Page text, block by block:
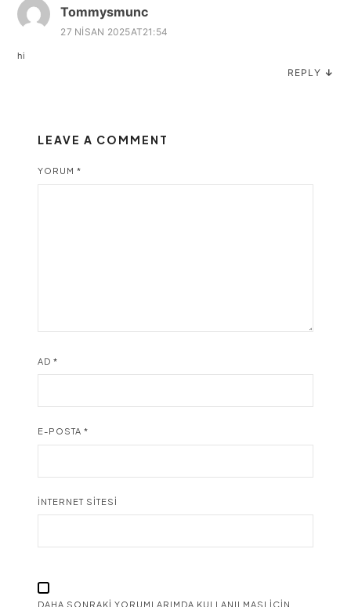
Tommysmunc
27 NISAN 2025AT21:54
hi
REPLY ↓
LEAVE A COMMENT
YORUM*
AD*
E-POSTA*
İNTERNET SITESI
DAHA SONRAKI YORUMLARIMDA KULLANILMASI IÇIN